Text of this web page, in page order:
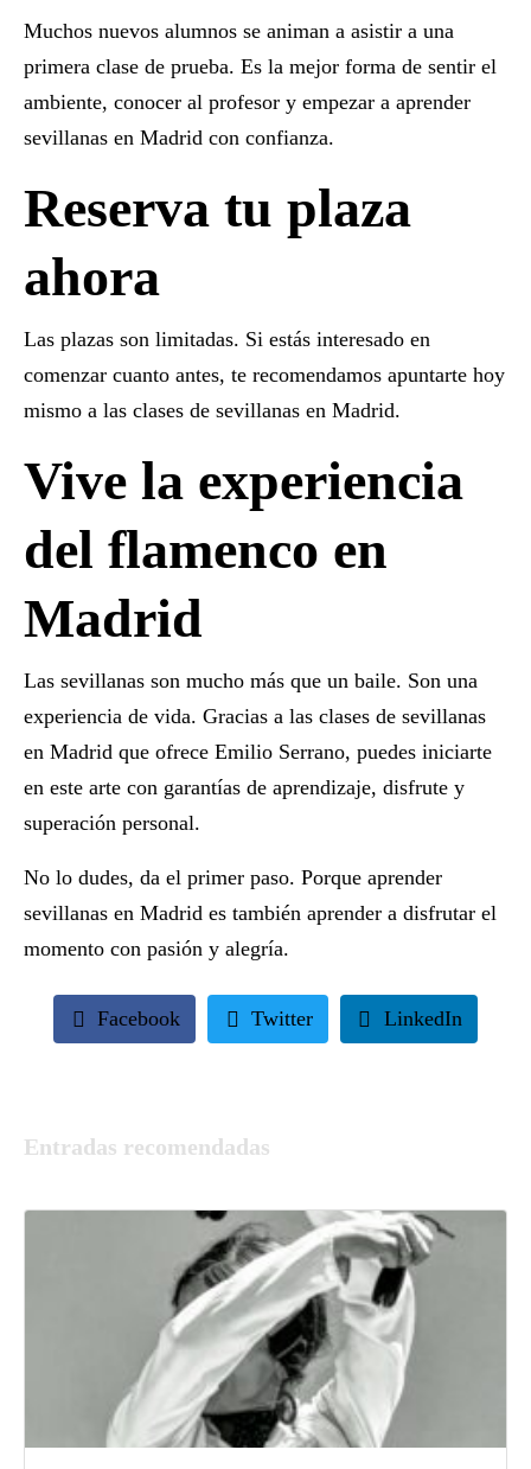
Muchos nuevos alumnos se animan a asistir a una
primera clase de prueba. Es la mejor forma de sentir el
ambiente, conocer al profesor y empezar a aprender
sevillanas en Madrid con confianza.
Reserva tu plaza
ahora
Las plazas son limitadas. Si estás interesado en
comenzar cuanto antes, te recomendamos apuntarte hoy
mismo a las clases de sevillanas en Madrid.
Vive la experiencia
del flamenco en
Madrid
Las sevillanas son mucho más que un baile. Son una
experiencia de vida. Gracias a las clases de sevillanas
en Madrid que ofrece Emilio Serrano, puedes iniciarte
en este arte con garantías de aprendizaje, disfrute y
superación personal.
No lo dudes, da el primer paso. Porque aprender
sevillanas en Madrid es también aprender a disfrutar el
momento con pasión y alegría.
Facebook Twitter LinkedIn
Entradas recomendadas